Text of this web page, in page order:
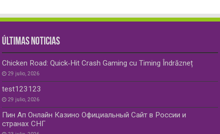
ÚLTIMAS NOTICIAS
Chicken Road: Quick‑Hit Crash Gaming cu Timing Îndrăzneț
29 julio, 2026
test123123
29 julio, 2026
Пин Ап Онлайн Казино Официальный Сайт в России и
странах СНГ